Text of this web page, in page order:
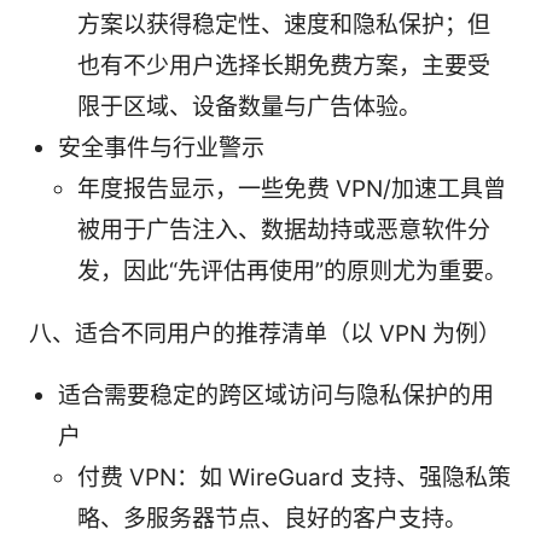
方案以获得稳定性、速度和隐私保护；但
也有不少用户选择长期免费方案，主要受
限于区域、设备数量与广告体验。
安全事件与行业警示
年度报告显示，一些免费 VPN/加速工具曾
被用于广告注入、数据劫持或恶意软件分
发，因此“先评估再使用”的原则尤为重要。
八、适合不同用户的推荐清单（以 VPN 为例）
适合需要稳定的跨区域访问与隐私保护的用
户
付费 VPN：如 WireGuard 支持、强隐私策
略、多服务器节点、良好的客户支持。